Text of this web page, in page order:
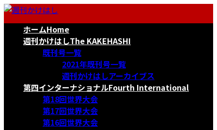
コ
ナ
ホームHome
週刊かけはしThe KAKEHASHI
既刊号一覧
2021年既刊号一覧
週刊かけはしアーカイブス
第四インターナショナルFourth International
第18回世界大会
第17回世界大会
第16回世界大会